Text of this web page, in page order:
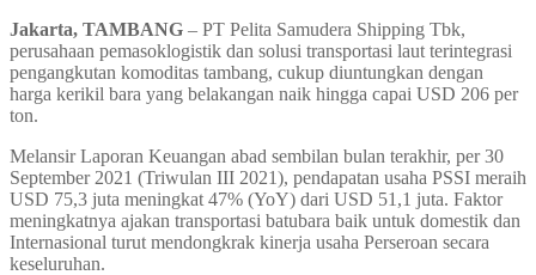
Jakarta, TAMBANG – PT Pelita Samudera Shipping Tbk,
perusahaan pemasoklogistik dan solusi transportasi laut terintegrasi
pengangkutan komoditas tambang, cukup diuntungkan dengan
harga kerikil bara yang belakangan naik hingga capai USD 206 per
ton.
Melansir Laporan Keuangan abad sembilan bulan terakhir, per 30
September 2021 (Triwulan III 2021), pendapatan usaha PSSI meraih
USD 75,3 juta meningkat 47% (YoY) dari USD 51,1 juta. Faktor
meningkatnya ajakan transportasi batubara baik untuk domestik dan
Internasional turut mendongkrak kinerja usaha Perseroan secara
keseluruhan.